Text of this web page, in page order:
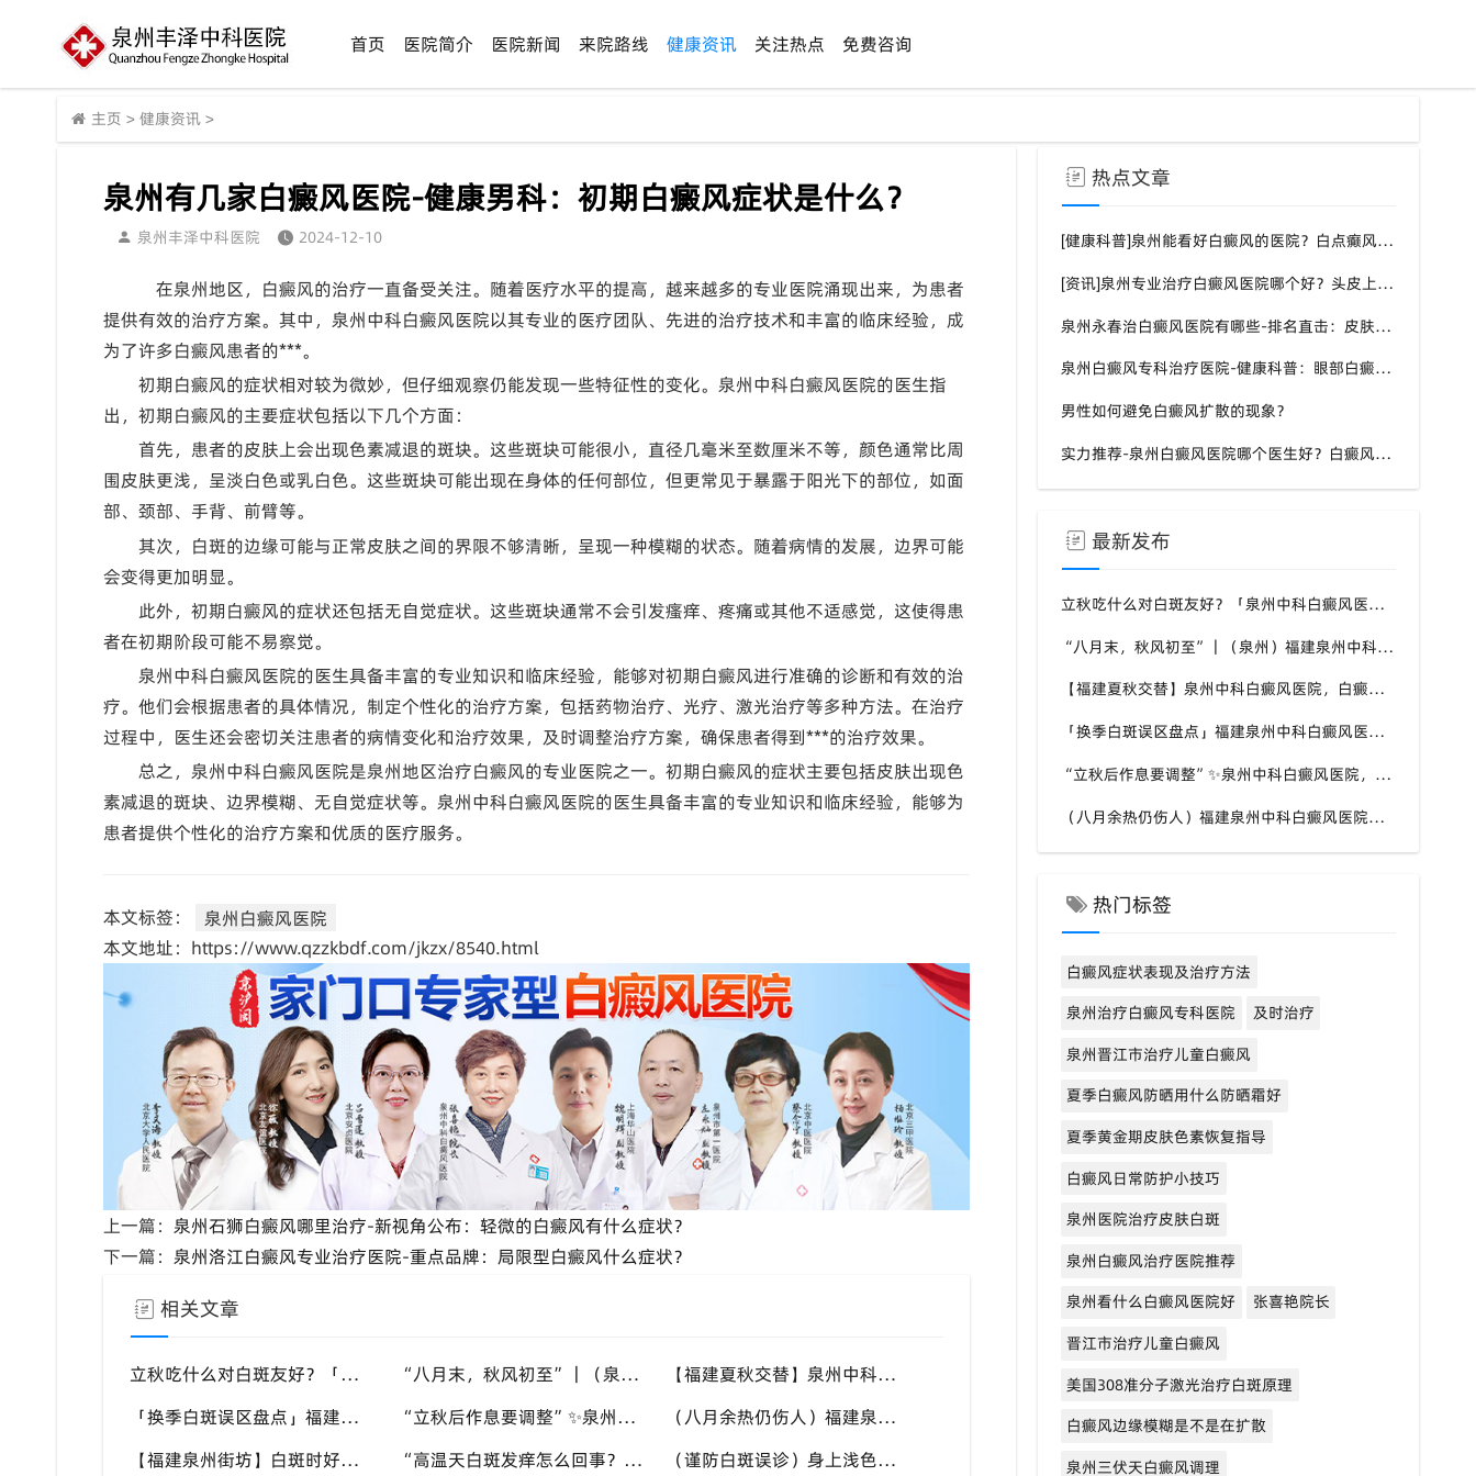
首页 医院简介 医院新闻 来院路线 健康资讯 关注热点 免费咨询
主页 > 健康资讯 >
泉州有几家白癜风医院-健康男科：初期白癜风症状是什么？
泉州丰泽中科医院 2024-12-10
在泉州地区，白癜风的治疗一直备受关注。随着医疗水平的提高，越来越多的专业医院涌现出来，为患者
提供有效的治疗方案。其中，泉州中科白癜风医院以其专业的医疗团队、先进的治疗技术和丰富的临床经验，成
为了许多白癜风患者的***。
初期白癜风的症状相对较为微妙，但仔细观察仍能发现一些特征性的变化。泉州中科白癜风医院的医生指
出，初期白癜风的主要症状包括以下几个方面：
首先，患者的皮肤上会出现色素减退的斑块。这些斑块可能很小，直径几毫米至数厘米不等，颜色通常比周
围皮肤更浅，呈淡白色或乳白色。这些斑块可能出现在身体的任何部位，但更常见于暴露于阳光下的部位，如面
部、颈部、手背、前臂等。
其次，白斑的边缘可能与正常皮肤之间的界限不够清晰，呈现一种模糊的状态。随着病情的发展，边界可能
会变得更加明显。
此外，初期白癜风的症状还包括无自觉症状。这些斑块通常不会引发瘙痒、疼痛或其他不适感觉，这使得患
者在初期阶段可能不易察觉。
泉州中科白癜风医院的医生具备丰富的专业知识和临床经验，能够对初期白癜风进行准确的诊断和有效的治
疗。他们会根据患者的具体情况，制定个性化的治疗方案，包括药物治疗、光疗、激光治疗等多种方法。在治疗
过程中，医生还会密切关注患者的病情变化和治疗效果，及时调整治疗方案，确保患者得到***的治疗效果。
总之，泉州中科白癜风医院是泉州地区治疗白癜风的专业医院之一。初期白癜风的症状主要包括皮肤出现色
素减退的斑块、边界模糊、无自觉症状等。泉州中科白癜风医院的医生具备丰富的专业知识和临床经验，能够为
患者提供个性化的治疗方案和优质的医疗服务。
本文标签：
泉州白癜风医院
本文地址：https://www.qzzkbdf.com/jkzx/8540.html
上一篇： 泉州石狮白癜风哪里治疗-新视角公布：轻微的白癜风有什么症状？
下一篇： 泉州洛江白癜风专业治疗医院-重点品牌：局限型白癜风什么症状？
相关文章
立秋吃什么对白斑友好？「泉州中科白癜风医院」福建白癜风患者饮食不要盲目忌口 “八月末，秋风初至”｜（泉州）福建泉州中科白癜风医院，聊聊白癜风换季防护关键点
【福建夏秋交替】泉州中科白癜风医院，白癜风患者，入秋之后洗澡习惯也要多注意
「换季白斑误区盘点」福建泉州中科白癜风医院，白斑消长多变，科学对待才是正道
“立秋后作息要调整”✨泉州中科白癜风医院，白癜风患者，不良作息会影响皮肤状态
（八月余热仍伤人）福建泉州中科白癜风医院，白癜风外出，依旧要做好硬防晒措施
【福建泉州街坊】白斑时好时坏反反复复，找不准诱因，泉州中科白癜风医院帮梳理夏季白斑波动各类诱因
“高温天白斑发痒怎么回事？” 多种因素会造成白斑处瘙痒，泉州中科白癜风医院讲解白斑发痒的处理方式 （谨防白斑误诊）身上浅色斑点不一定是白癜风，盲目用药危害皮肤，泉州中科白癜风医院建议先明确白斑类型
热点文章
[健康科普]泉州能看好白癜风的医院？白点癫风需要注意什么饮食？
[资讯]泉州专业治疗白癜风医院哪个好？头皮上有一块白色厚厚的头皮？
泉州永春治白癜风医院有哪些-排名直击：皮肤白斑是什么原因导致的？
泉州白癜风专科治疗医院-健康科普：眼部白癜风症状？
男性如何避免白癜风扩散的现象？
实力推荐-泉州白癜风医院哪个医生好？白癜风症状表现都有什么？
最新发布
立秋吃什么对白斑友好？「泉州中科白癜风医院」福建白癜风患者饮食不要盲目忌口
“八月末，秋风初至”｜（泉州）福建泉州中科白癜风医院，聊聊白癜风换季防护关键点
【福建夏秋交替】泉州中科白癜风医院，白癜风患者，入秋之后洗澡习惯也要多注意
「换季白斑误区盘点」福建泉州中科白癜风医院，白斑消长多变，科学对待才是正道
“立秋后作息要调整”✨泉州中科白癜风医院，白癜风患者，不良作息会影响皮肤状态
（八月余热仍伤人）福建泉州中科白癜风医院，白癜风外出，依旧要做好硬防晒措施
热门标签
白癜风症状表现及治疗方法
泉州治疗白癜风专科医院
及时治疗
泉州晋江市治疗儿童白癜风
夏季白癜风防晒用什么防晒霜好
夏季黄金期皮肤色素恢复指导
白癜风日常防护小技巧
泉州医院治疗皮肤白斑
泉州白癜风治疗医院推荐
泉州看什么白癜风医院好
张喜艳院长
晋江市治疗儿童白癜风
美国308准分子激光治疗白斑原理
白癜风边缘模糊是不是在扩散
泉州三伏天白癜风调理